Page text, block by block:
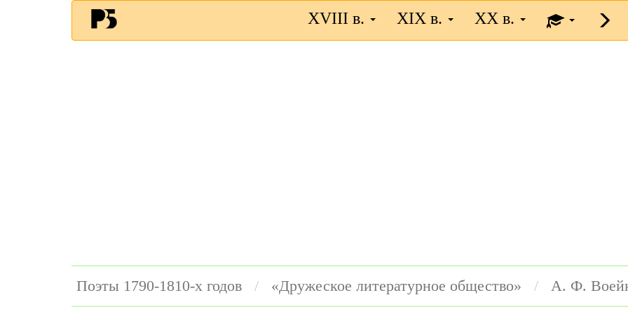
XVIII в. XIX в. XX в.
Поэты 1790-1810-х годов «Дружеское литературное общество» А. Ф.